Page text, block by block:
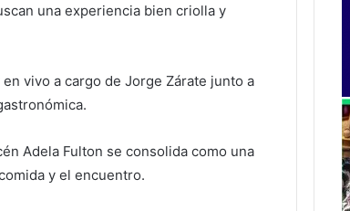
una experiencia bien criolla y
vivo a cargo de Jorge Zárate junto a
Adela Fulton se consolida como una
y el encuentro.